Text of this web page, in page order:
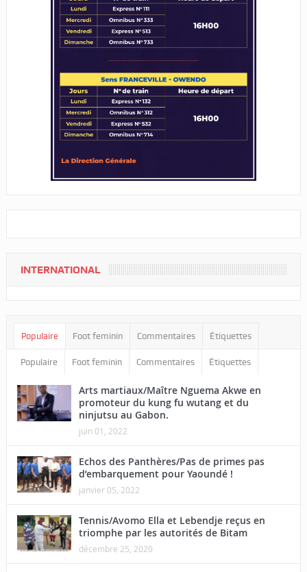
INTERNATIONAL
Populaire Foot feminin Commentaires Étiquettes
Populaire Foot feminin Commentaires Étiquettes
Arts martiaux/Maître Nguema Akwe en
promoteur du kung fu wutang et du
ninjutsu au Gabon.
juin 01, 2022
Echos des Panthères/Pas de primes pas
d’embarquement pour Yaoundé !
janvier 05, 2022
Tennis/Avomo Ella et Lebendje reçus en
triomphe par les autorités de Bitam
décembre 25, 2020